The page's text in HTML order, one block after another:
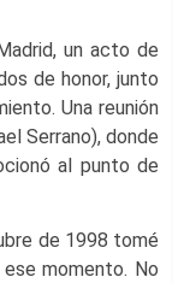
un acto de
de honor, junto
Una reunión
Serrano), donde
al punto de
de 1998 tomé
momento. No